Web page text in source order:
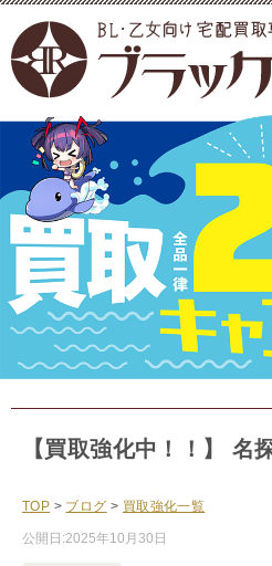
【買取強化中！！】 名
TOP > ブログ > 買取強化一覧
公開日:2025年10月30日